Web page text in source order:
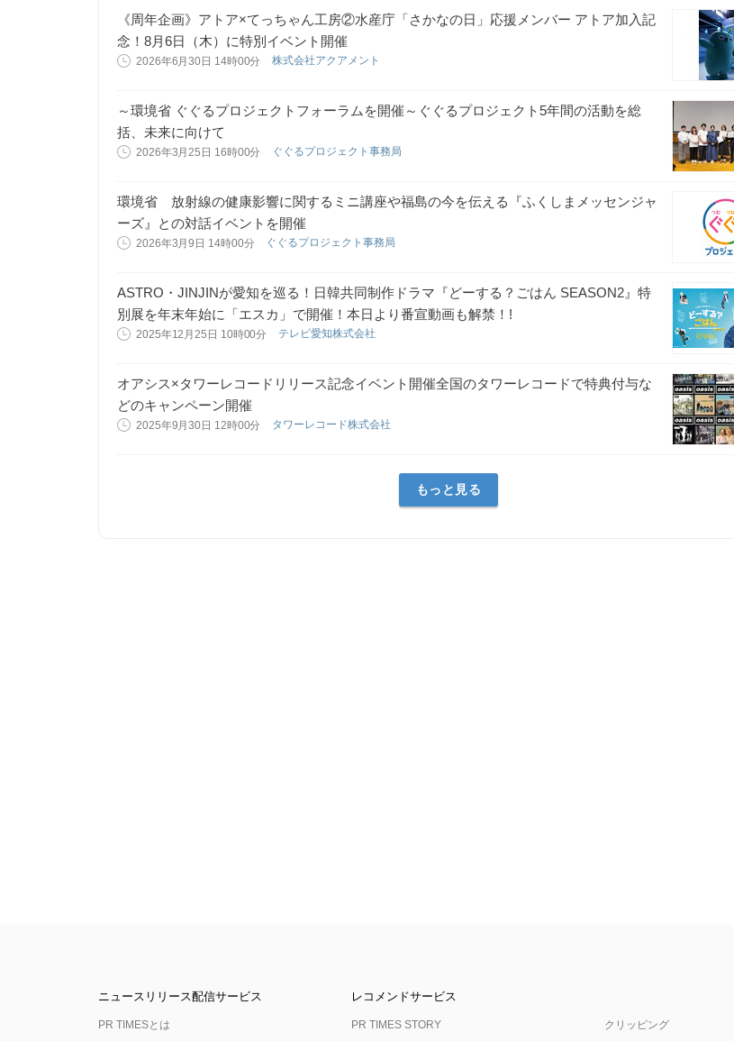
《周年企画》アトア×てっちゃん工房②水産庁「さかなの日」応援メンバー アトア加入記
念！8月6日（木）に特別イベント開催
2026年6月30日 14時00分 株式会社アクアメント
～環境省 ぐぐるプロジェクトフォーラムを開催～ぐぐるプロジェクト5年間の活動を総
括、未来に向けて
2026年3月25日 16時00分 ぐぐるプロジェクト事務局
環境省 放射線の健康影響に関するミニ講座や福島の今を伝える『ふくしまメッセンジャ
ーズ』との対話イベントを開催
2026年3月9日 14時00分 ぐぐるプロジェクト事務局
ASTRO・JINJINが愛知を巡る！日韓共同制作ドラマ『どーする？ごはん SEASON2』特
別展を年末年始に「エスカ」で開催！本日より番宣動画も解禁！!
2025年12月25日 10時00分 テレビ愛知株式会社
オアシス×タワーレコードリリース記念イベント開催全国のタワーレコードで特典付与な
どのキャンペーン開催
2025年9月30日 12時00分 タワーレコード株式会社
もっと見る
ニュースリリース配信サービス
PR TIMESとは
レコメンドサービス
PR TIMES STORY クリッピング